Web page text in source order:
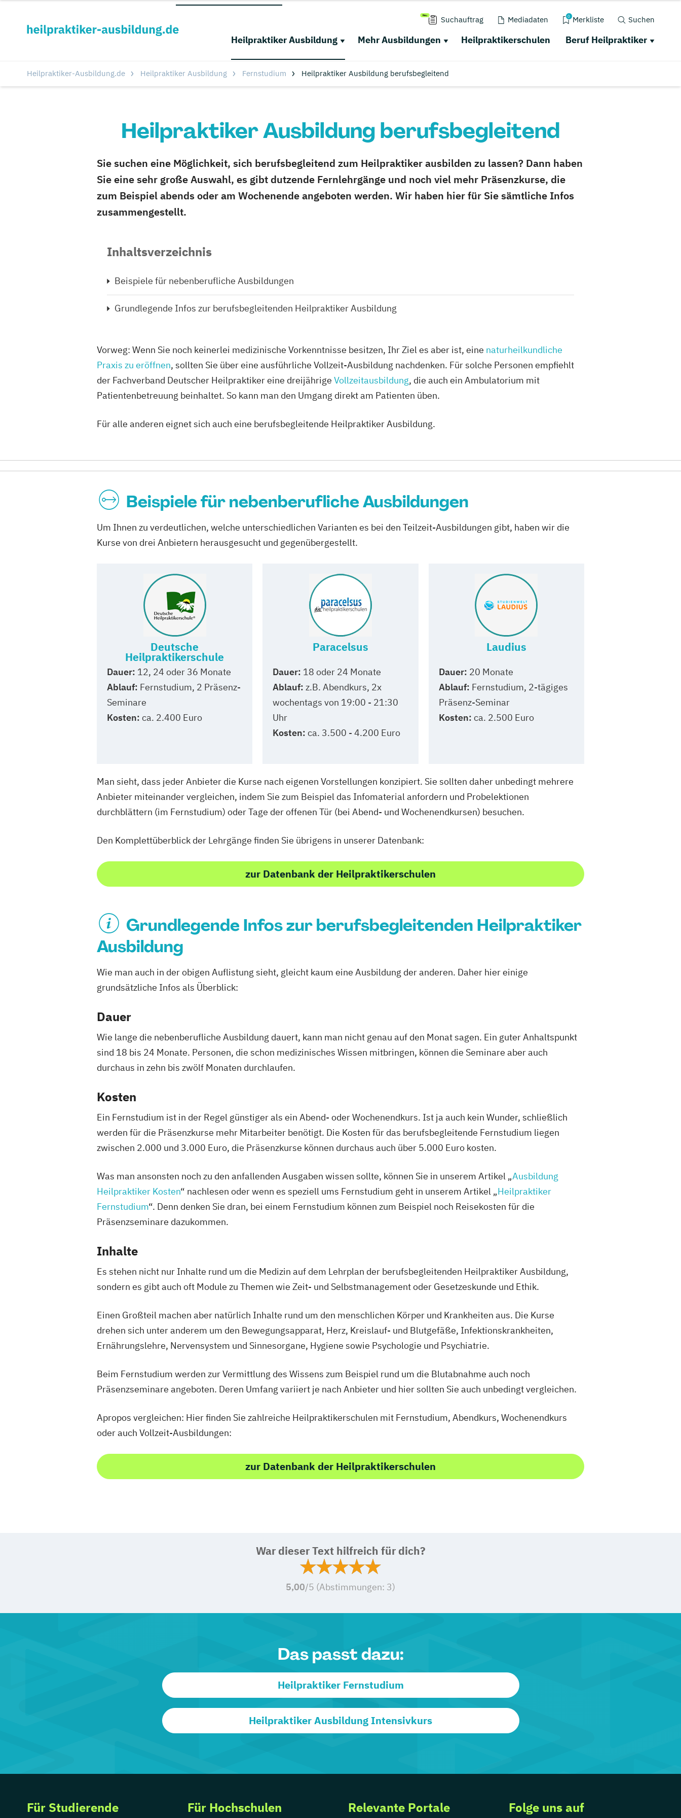
Suchauftrag Mediadaten 0 Merkliste Suchen
Heilpraktiker Ausbildung Mehr Ausbildungen Heilpraktikerschulen Beruf Heilpraktiker
Heilpraktiker-Ausbildung.de Heilpraktiker Ausbildung Fernstudium Heilpraktiker Ausbildung berufsbegleitend
Heilpraktiker Ausbildung berufsbegleitend
Sie suchen eine Möglichkeit, sich berufsbegleitend zum Heilpraktiker ausbilden zu lassen? Dann haben
Sie eine sehr große Auswahl, es gibt dutzende Fernlehrgänge und noch viel mehr Präsenzkurse, die
zum Beispiel abends oder am Wochenende angeboten werden. Wir haben hier für Sie sämtliche Infos
zusammengestellt.
Inhaltsverzeichnis
Beispiele für nebenberufliche Ausbildungen
Grundlegende Infos zur berufsbegleitenden Heilpraktiker Ausbildung
Vorweg: Wenn Sie noch keinerlei medizinische Vorkenntnisse besitzen, Ihr Ziel es aber ist, eine naturheilkundliche
Praxis zu eröffnen, sollten Sie über eine ausführliche Vollzeit-Ausbildung nachdenken. Für solche Personen empfiehlt
der Fachverband Deutscher Heilpraktiker eine dreijährige Vollzeitausbildung, die auch ein Ambulatorium mit
Patientenbetreuung beinhaltet. So kann man den Umgang direkt am Patienten üben.
Für alle anderen eignet sich auch eine berufsbegleitende Heilpraktiker Ausbildung.
Beispiele für nebenberufliche Ausbildungen
Um Ihnen zu verdeutlichen, welche unterschiedlichen Varianten es bei den Teilzeit-Ausbildungen gibt, haben wir die
Kurse von drei Anbietern herausgesucht und gegenübergestellt.
Deutsche
Heilpraktikerschule
Dauer: 12, 24 oder 36 Monate
Ablauf: Fernstudium, 2 Präsenz-
Seminare
Kosten: ca. 2.400 Euro
Paracelsus
Dauer: 18 oder 24 Monate
Ablauf: z.B. Abendkurs, 2x
wochentags von 19:00 - 21:30
Uhr
Kosten: ca. 3.500 - 4.200 Euro
Laudius
Dauer: 20 Monate
Ablauf: Fernstudium, 2-tägiges
Präsenz-Seminar
Kosten: ca. 2.500 Euro
Man sieht, dass jeder Anbieter die Kurse nach eigenen Vorstellungen konzipiert. Sie sollten daher unbedingt mehrere
Anbieter miteinander vergleichen, indem Sie zum Beispiel das Infomaterial anfordern und Probelektionen
durchblättern (im Fernstudium) oder Tage der offenen Tür (bei Abend- und Wochenendkursen) besuchen.
Den Komplettüberblick der Lehrgänge finden Sie übrigens in unserer Datenbank:
zur Datenbank der Heilpraktikerschulen
Grundlegende Infos zur berufsbegleitenden Heilpraktiker
Ausbildung
Wie man auch in der obigen Auflistung sieht, gleicht kaum eine Ausbildung der anderen. Daher hier einige
grundsätzliche Infos als Überblick:
Dauer
Wie lange die nebenberufliche Ausbildung dauert, kann man nicht genau auf den Monat sagen. Ein guter Anhaltspunkt
sind 18 bis 24 Monate. Personen, die schon medizinisches Wissen mitbringen, können die Seminare aber auch
durchaus in zehn bis zwölf Monaten durchlaufen.
Kosten
Ein Fernstudium ist in der Regel günstiger als ein Abend- oder Wochenendkurs. Ist ja auch kein Wunder, schließlich
werden für die Präsenzkurse mehr Mitarbeiter benötigt. Die Kosten für das berufsbegleitende Fernstudium liegen
zwischen 2.000 und 3.000 Euro, die Präsenzkurse können durchaus auch über 5.000 Euro kosten.
Was man ansonsten noch zu den anfallenden Ausgaben wissen sollte, können Sie in unserem Artikel „Ausbildung
Heilpraktiker Kosten“ nachlesen oder wenn es speziell ums Fernstudium geht in unserem Artikel „Heilpraktiker
Fernstudium“. Denn denken Sie dran, bei einem Fernstudium können zum Beispiel noch Reisekosten für die
Präsenzseminare dazukommen.
Inhalte
Es stehen nicht nur Inhalte rund um die Medizin auf dem Lehrplan der berufsbegleitenden Heilpraktiker Ausbildung,
sondern es gibt auch oft Module zu Themen wie Zeit- und Selbstmanagement oder Gesetzeskunde und Ethik.
Einen Großteil machen aber natürlich Inhalte rund um den menschlichen Körper und Krankheiten aus. Die Kurse
drehen sich unter anderem um den Bewegungsapparat, Herz, Kreislauf- und Blutgefäße, Infektionskrankheiten,
Ernährungslehre, Nervensystem und Sinnesorgane, Hygiene sowie Psychologie und Psychiatrie.
Beim Fernstudium werden zur Vermittlung des Wissens zum Beispiel rund um die Blutabnahme auch noch
Präsenzseminare angeboten. Deren Umfang variiert je nach Anbieter und hier sollten Sie auch unbedingt vergleichen.
Apropos vergleichen: Hier finden Sie zahlreiche Heilpraktikerschulen mit Fernstudium, Abendkurs, Wochenendkurs
oder auch Vollzeit-Ausbildungen:
zur Datenbank der Heilpraktikerschulen
War dieser Text hilfreich für dich?
5,00/5 (Abstimmungen: 3)
Das passt dazu:
Heilpraktiker Fernstudium
Heilpraktiker Ausbildung Intensivkurs
Für Studierende Für Hochschulen Relevante Portale Folge uns auf